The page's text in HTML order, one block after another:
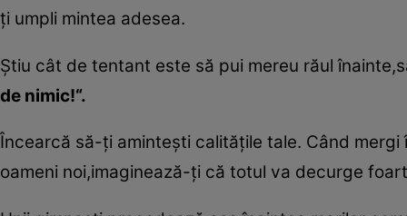
ţi umpli mintea adesea.
Ştiu cât de tentant este să pui mereu răul
de nimic!“.
Încearcă să-ţi aminteşti calităţile tale. Când
oameni noi,imaginează-ţi că totul va decurge